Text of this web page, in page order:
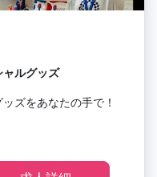
ャルグッズ
ズをあなたの手で！